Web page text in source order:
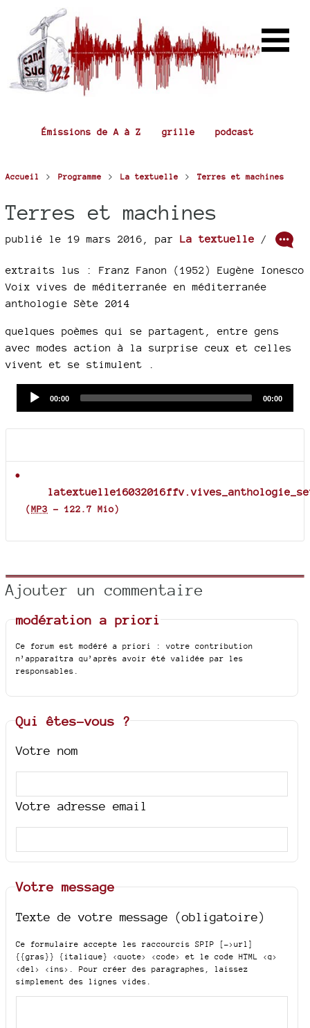
Émissions de A à Z grille podcast
Accueil > Programme > La textuelle > Terres et machines
Terres et machines
publié le 19 mars 2016 par La textuelle /
extraits lus : Franz Fanon (1952) Eugène Ionesco
Voix vives de méditerranée en méditerranée
anthologie Sète 2014
quelques poèmes qui se partagent, entre gens
avec modes action à la surprise ceux et celles
vivent et se stimulent .
Current
00:00
Total
00:00
(MP3 - 122.7 Mio)
Ajouter un commentaire
modération a priori
Ce forum est modéré a priori : votre contribution
n’apparaîtra qu’après avoir été validée par les
responsables.
Qui êtes-vous ?
Votre nom
Votre adresse email
Votre message
Texte de votre message (obligatoire)
Ce formulaire accepte les raccourcis SPIP
[->url]
{{gras}} {italique} <quote> <code>
et le code HTML <q>
<del> <ins>
. Pour créer des paragraphes, laissez
simplement des lignes vides.